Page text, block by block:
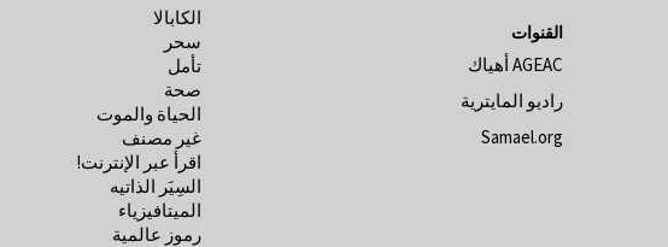
القنوات
AGEAC أهياك
راديو المايترية
Samael.org
الكابالا
سحر
تأمل
صحة
الحياة والموت
غير مصنف
اقرأ عبر الإنترنت!
السِيَر الذاتيه
الميتافيزياء
رموز عالمية